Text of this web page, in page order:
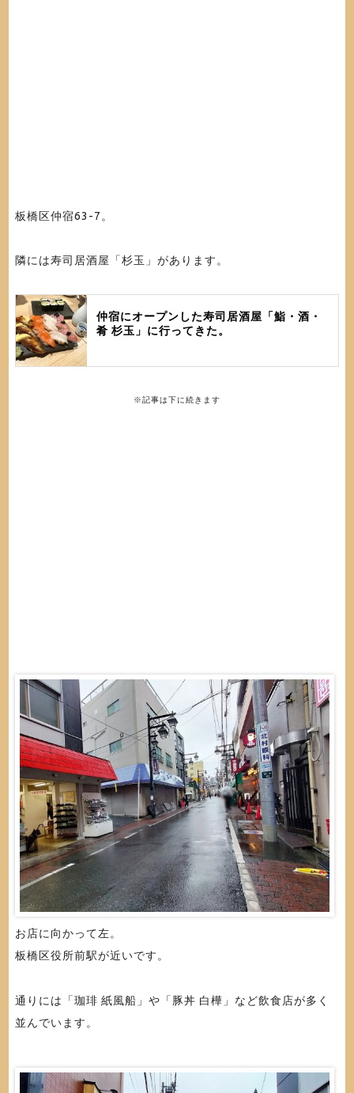
板橋区仲宿63-7。
隣には寿司居酒屋「杉玉」があります。
仲宿にオープンした寿司居酒屋「鮨・酒・
肴 杉玉」に行ってきた。
※記事は下に続きます
お店に向かって左。
板橋区役所前駅が近いです。
通りには「珈琲 紙風船」や「豚丼 白樺」など飲食店が多く
並んでいます。